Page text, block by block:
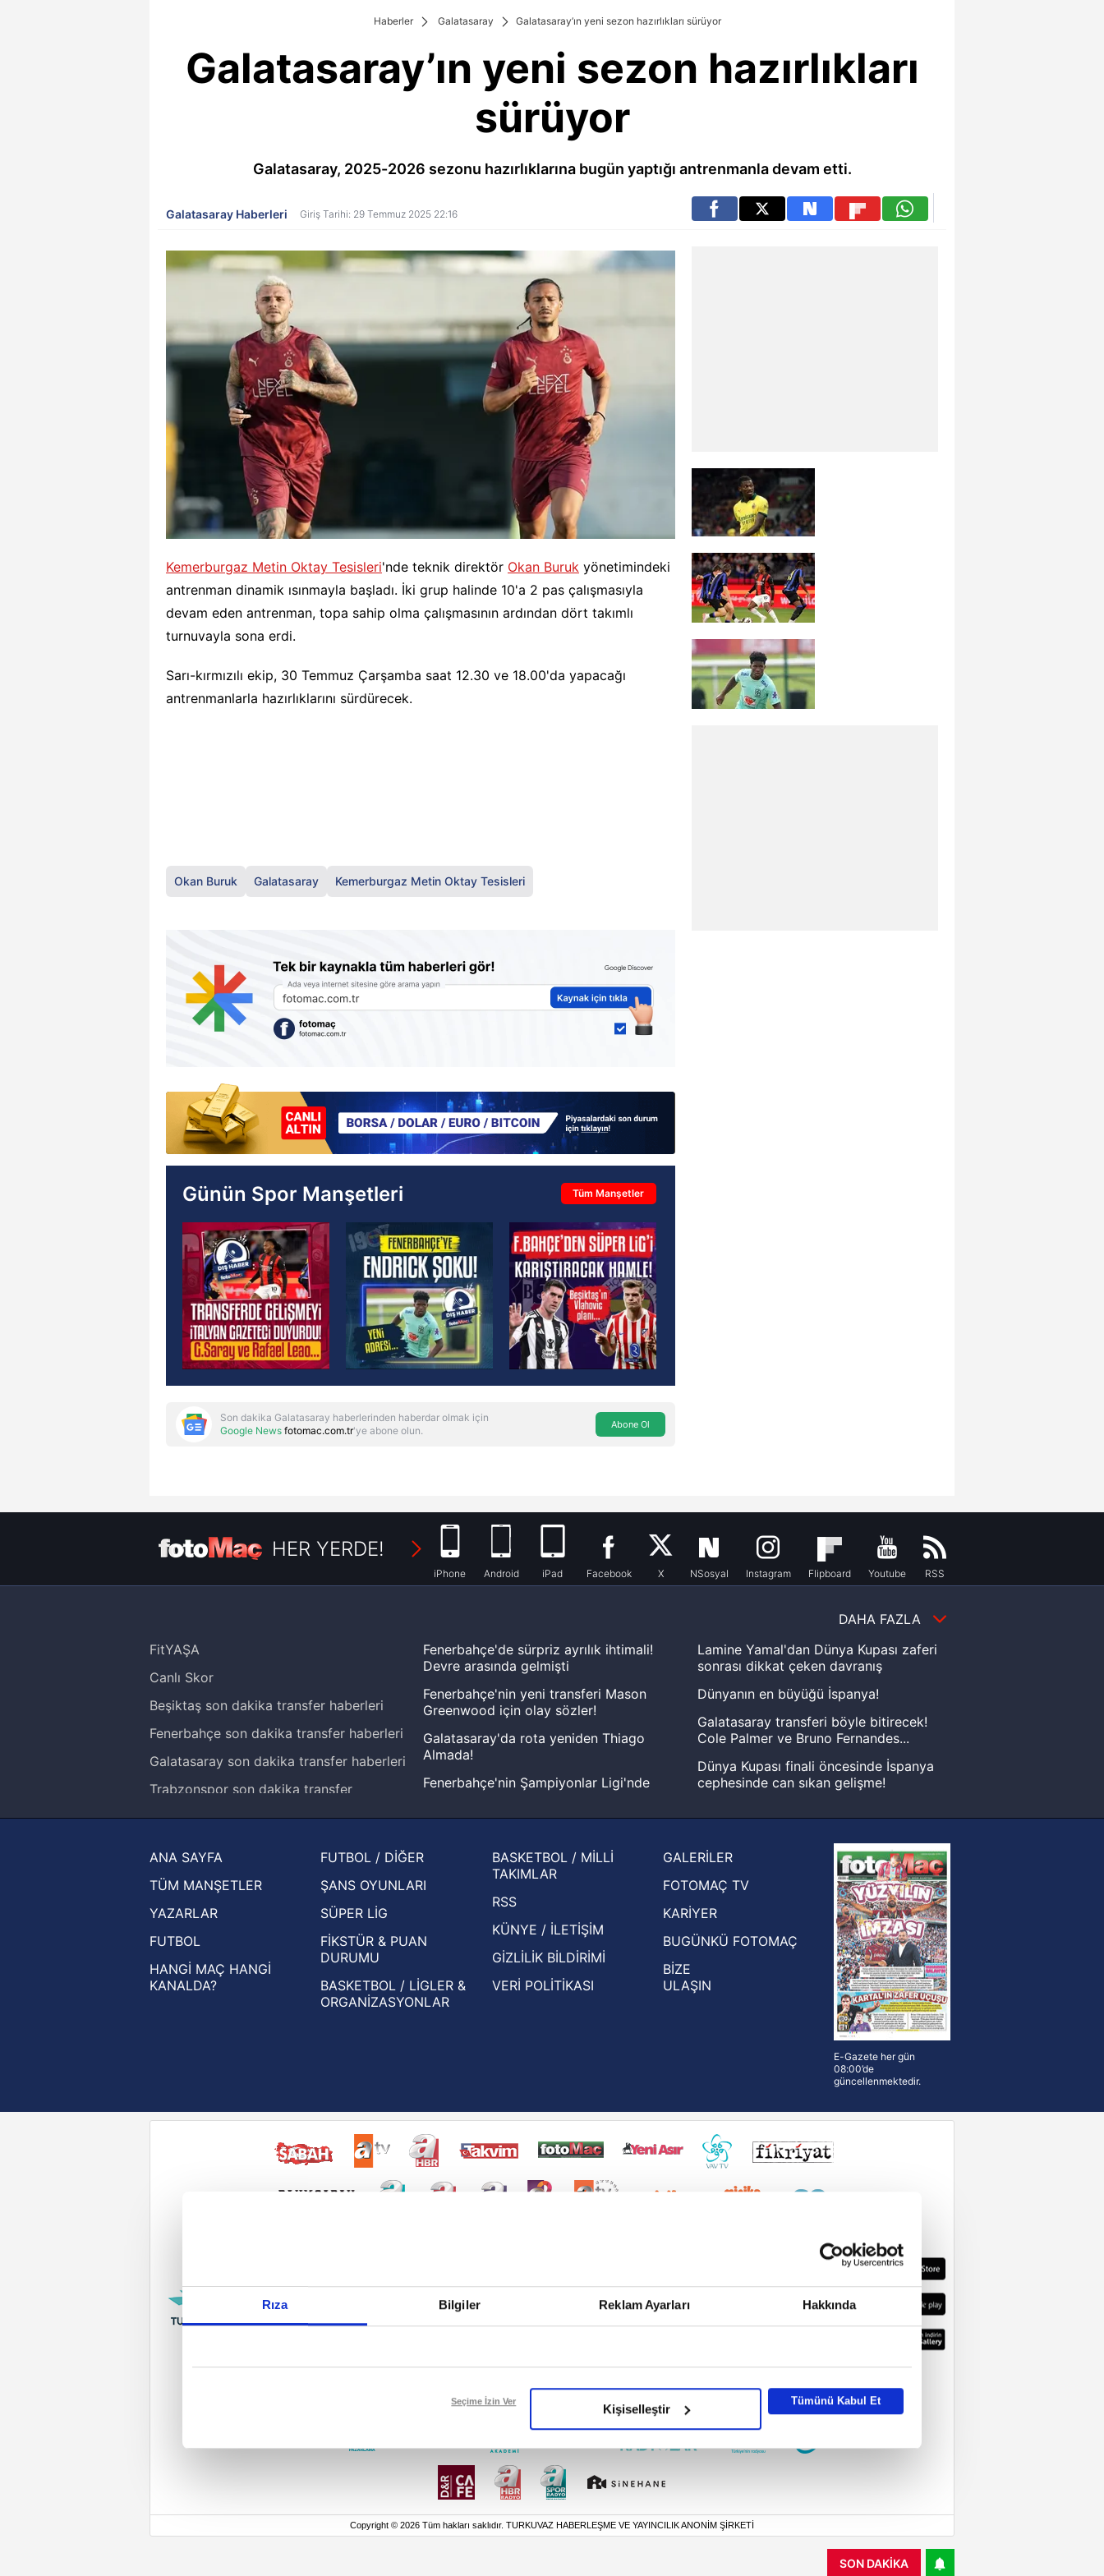
Rıza Bilgiler Reklam Ayarları Hakkında
Reddet
Seçime İzin Ver
Kişiselleştir
Tümünü Kabul Et
Haberler Galatasaray Galatasaray’ın yeni sezon hazırlıkları sürüyor
Galatasaray’ın yeni sezon hazırlıkları
sürüyor
Galatasaray, 2025-2026 sezonu hazırlıklarına bugün yaptığı antrenmanla devam etti.
Galatasaray Haberleri Giriş Tarihi: 29 Temmuz 2025 22:16
Kemerburgaz Metin Oktay Tesisleri'nde teknik direktör Okan Buruk yönetimindeki
antrenman dinamik ısınmayla başladı. İki grup halinde 10'a 2 pas çalışmasıyla
devam eden antrenman, topa sahip olma çalışmasının ardından dört takımlı
turnuvayla sona erdi.
Sarı-kırmızılı ekip, 30 Temmuz Çarşamba saat 12.30 ve 18.00'da yapacağı
antrenmanlarla hazırlıklarını sürdürecek.
Okan Buruk Galatasaray Kemerburgaz Metin Oktay Tesisleri
Günün Spor Manşetleri Tüm Manşetler
Son dakika Galatasaray haberlerinden haberdar olmak için
Google News fotomac.com.tr'ye abone olun. Abone Ol
HER YERDE!
iPhone Android iPad Facebook X NSosyal Instagram Flipboard Youtube RSS
DAHA FAZLA
FitYAŞA
Canlı Skor
Beşiktaş son dakika transfer haberleri
Fenerbahçe son dakika transfer haberleri
Galatasaray son dakika transfer haberleri
Trabzonspor son dakika transfer
Ziraat Türkiye Kupası haberleri
UEFA Şampiyonlar Ligi haberleri
UEFA Avrupa Ligi haberleri
UEFA Konferans Ligi haberleri
Fenerbahçe'de sürpriz ayrılık ihtimali!
Devre arasında gelmişti
Fenerbahçe'nin yeni transferi Mason
Greenwood için olay sözler!
Galatasaray'da rota yeniden Thiago
Almada!
Fenerbahçe'nin Şampiyonlar Ligi'nde
Zabrze'yi elerlerse...
basından gündem olan manşetler!
Beşiktaş'ın UEFA Avrupa Ligi'nde 3. Ön
Eleme Turu muhtemel rakipleri belli oldu!
Lamine Yamal'dan Dünya Kupası zaferi
sonrası dikkat çeken davranış
Dünyanın en büyüğü İspanya!
Galatasaray transferi böyle bitirecek!
Cole Palmer ve Bruno Fernandes...
Dünya Kupası finali öncesinde İspanya
cephesinde can sıkan gelişme!
Hernan Crespo, Meksika Ligi
ekiplerinden Atlas'ın yeni teknik direktörü
oldu
ANA SAYFA
TÜM MANŞETLER
YAZARLAR
FUTBOL
HANGİ MAÇ HANGİ
KANALDA?
FUTBOL / DİĞER
ŞANS OYUNLARI
SÜPER LİG
FİKSTÜR & PUAN
DURUMU
BASKETBOL / LİGLER &
ORGANİZASYONLAR
BASKETBOL / MİLLİ
TAKIMLAR
RSS
KÜNYE / İLETİŞİM
GİZLİLİK BİLDİRİMİ
VERİ POLİTİKASI
GALERİLER
FOTOMAÇ TV
KARİYER
BUGÜNKÜ FOTOMAÇ
BİZE
ULAŞIN
E-Gazete her gün
08:00’de
güncellenmektedir.
Copyright © 2026 Tüm hakları saklıdır. TURKUVAZ HABERLEŞME VE YAYINCILIK ANONİM ŞİRKETİ
SON DAKİKA